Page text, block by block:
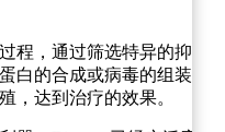
程，通过筛选特异的抑制
白的合成或病毒的组装，
，达到治疗的效果。